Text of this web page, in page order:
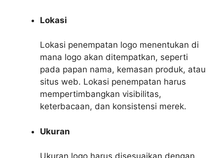
Lokasi
Lokasi penempatan logo menentukan di
mana logo akan ditempatkan, seperti
pada papan nama, kemasan produk, atau
situs web. Lokasi penempatan harus
mempertimbangkan visibilitas,
keterbacaan, dan konsistensi merek.
Ukuran